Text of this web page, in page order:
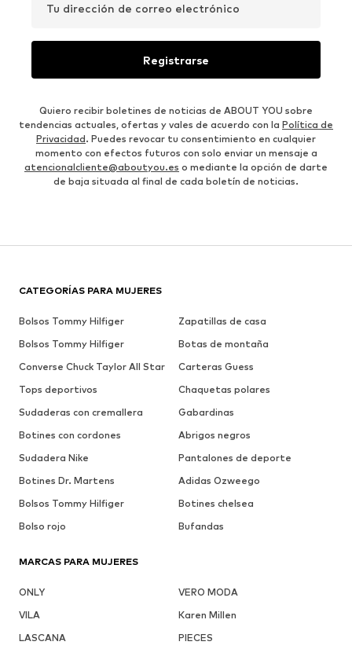
Tu dirección de correo electrónico
Registrarse
Quiero recibir boletines de noticias de ABOUT YOU sobre
tendencias actuales, ofertas y vales de acuerdo con la Política de
Privacidad. Puedes revocar tu consentimiento en cualquier
momento con efectos futuros con solo enviar un mensaje a
atencionalcliente@aboutyou.es o mediante la opción de darte
de baja situada al final de cada boletín de noticias.
CATEGORÍAS PARA MUJERES
Bolsos Tommy Hilfiger
Zapatillas de casa
Bolsos Tommy Hilfiger
Botas de montaña
Converse Chuck Taylor All Star
Carteras Guess
Tops deportivos
Chaquetas polares
Sudaderas con cremallera
Gabardinas
Botines con cordones
Abrigos negros
Sudadera Nike
Pantalones de deporte
Botines Dr. Martens
Adidas Ozweego
Bolsos Tommy Hilfiger
Botines chelsea
Bolso rojo
Bufandas
MARCAS PARA MUJERES
ONLY
VERO MODA
VILA
Karen Millen
LASCANA
PIECES